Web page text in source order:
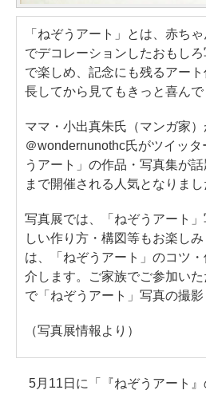
「ねぞうアート」とは、赤ち
でデコレーションしたおもし
で楽しめ、記念にも残るアー
長してから見てもきっと喜んで
ママ・小出真朱氏（マンガ家
＠wondernunothc氏がツイッ
うアート」の作品・写真集が
まで開催される人気となりまし
写真展では、「ねぞうアート
しい作り方・構図等もお楽し
は、「ねぞうアート」のコツ
介します。ご家族でご参加い
で「ねぞうアート」写真の撮影
（写真展情報より）
5月11日に「『ねぞうアート』